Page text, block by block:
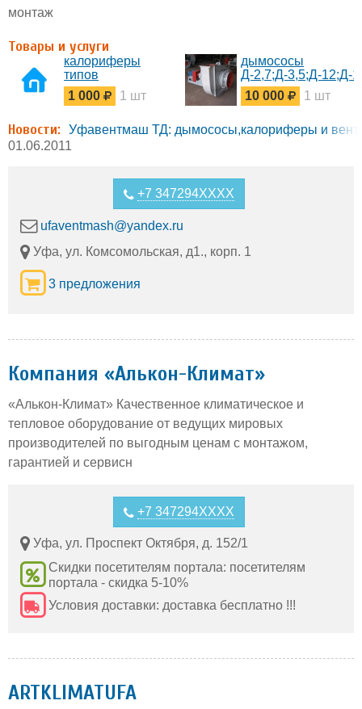
монтаж
Товары и услуги
калориферы
типов
КСК,СФО,КЭВ
1 000 1 шт
дымососы
Д-2,7;Д-3,5;Д-12;Д-
ДН-17
10 000 1 шт
Новости: Уфавентмаш ТД: дымососы,калориферы и
01.06.2011
+7 347294XXXX
ufaventmash@yandex.ru
Уфа, ул. Комсомольская, д1., корп. 1
3 предложения
Компания «Алькон-Климат»
«Алькон-Климат» Качественное климатическое и
тепловое оборудование от ведущих мировых
производителей по выгодным ценам с монтажом,
гарантией и сервисн
+7 347294XXXX
Уфа, ул. Проспект Октября, д. 152/1
Скидки посетителям портала: посетителям
портала - скидка 5-10%
Условия доставки: доставка бесплатно !!!
ARTKLIMATUFA